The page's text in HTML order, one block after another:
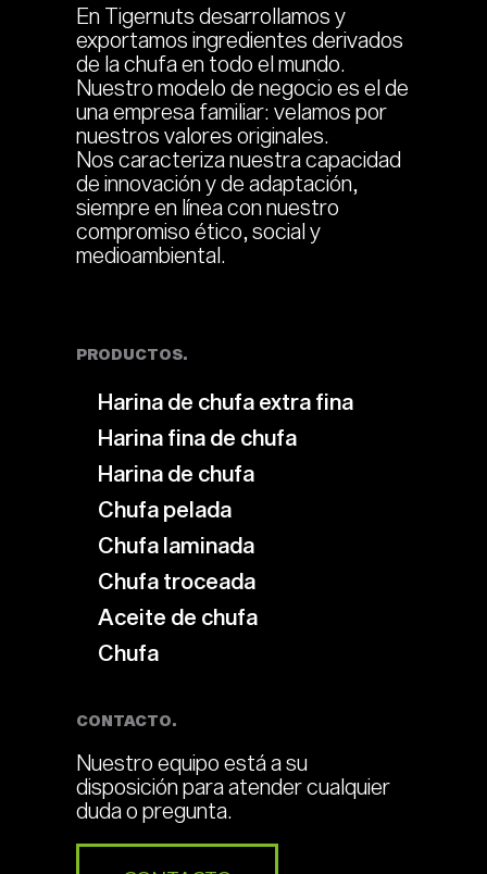
En Tigernuts desarrollamos y
exportamos ingredientes derivados
de la chufa en todo el mundo.
Nuestro modelo de negocio es el de
una empresa familiar: velamos por
nuestros valores originales.
Nos caracteriza nuestra capacidad
de innovación y de adaptación,
siempre en línea con nuestro
compromiso ético, social y
medioambiental.
PRODUCTOS.
Harina de chufa extra fina
Harina fina de chufa
Harina de chufa
Chufa pelada
Chufa laminada
Chufa troceada
Aceite de chufa
Chufa
CONTACTO.
Nuestro equipo está a su
disposición para atender cualquier
duda o pregunta.